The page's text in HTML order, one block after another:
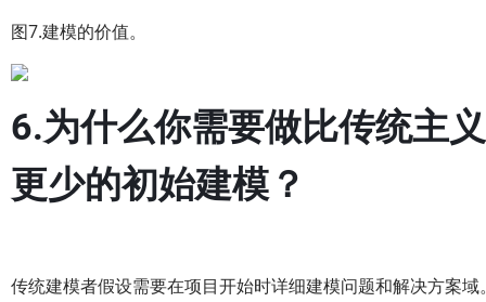
图7.建模的价值。
6.为什么你需要做比传统主
更少的初始建模？
传统建模者假设需要在项目开始时详细建模问题和解决方案域